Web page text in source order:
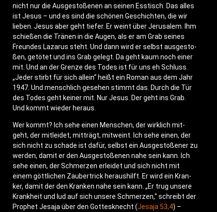
nicht nur die Aus­ge­sto­ße­nen an sei­nen Ess­tisch. Das alles
ist Jesus – und es sind die schö­nen Geschich­ten, die wir
lie­ben. Jesus aber geht tie­fer. Er weint über Jeru­sa­lem. Ihm
schie­ßen die Trä­nen in die Augen, als er am Grab sei­nes
Freun­des Laza­rus steht. Und dann wird er selbst aus­ge­sto­
ßen, getö­tet und ins Grab gelegt. Da geht kaum noch einer
mit. Und an der Gren­ze des Todes ist für uns eh Schluss.
„Jeder stirbt für sich allein“ heißt ein Roman aus dem Jahr
1947. Und mensch­lich gese­hen stimmt das. Durch die Tür
des Todes geht kei­ner mit. Nur Jesus. Der geht ins Grab.
Und kommt wie­der heraus.
Wer kommt? Ich sehe einen Men­schen, der wirk­lich mit­
geht, der mit­lei­det, mit­trägt, mit­weint. Ich sehe einen, der
sich nicht zu scha­de ist dafür, selbst ein Aus­ge­sto­ße­ner zu
wer­den, damit er den Aus­ge­sto­ße­nen nahe sein kann. Ich
sehe einen, der Schmer­zen erlei­det und sich nicht mit
einem gött­li­chen Zau­ber­trick her­aus­hilft. Er wird ein Kran­
ker, damit der den Kran­ken nahe sein kann. „Er trug unse­re
Krank­heit und lud auf sich unse­re Schmer­zen,“ schreibt der
Pro­phet Jesa­ja über den Got­tes­knecht (Jesa­ja 53,4) –